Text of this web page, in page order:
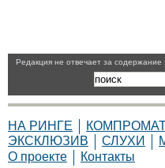
Pедакция не отвечает за
НА РИНГЕ
ЭКСКЛЮЗИВ
СЛУХИ
О проекте
Контакты